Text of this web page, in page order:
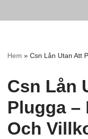
Hem » Csn Lån Utan Att
Csn Lån
Plugga –
Och